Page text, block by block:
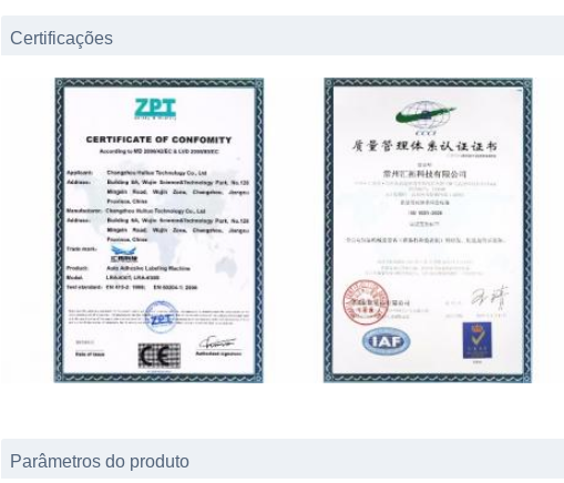
Certificações
Parâmetros do produto